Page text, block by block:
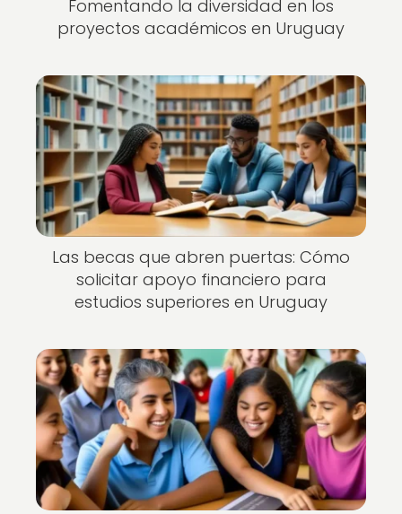
Fomentando la diversidad en los
proyectos académicos en Uruguay
Las becas que abren puertas: Cómo
solicitar apoyo financiero para
estudios superiores en Uruguay